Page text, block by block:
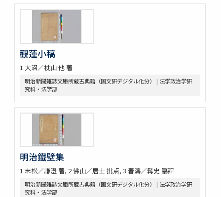
觀蓮小稿
1 大沼／枕山 他 著
明治新聞雑誌文庫所蔵古典籍（国文研デジタル化分） | 法学政治学研
究科・法学部
明治鐵壁集
1 末松／謙澄 著, 2 佛山／居士 批点, 3 春濤／髯史 纂評
明治新聞雑誌文庫所蔵古典籍（国文研デジタル化分） | 法学政治学研
究科・法学部